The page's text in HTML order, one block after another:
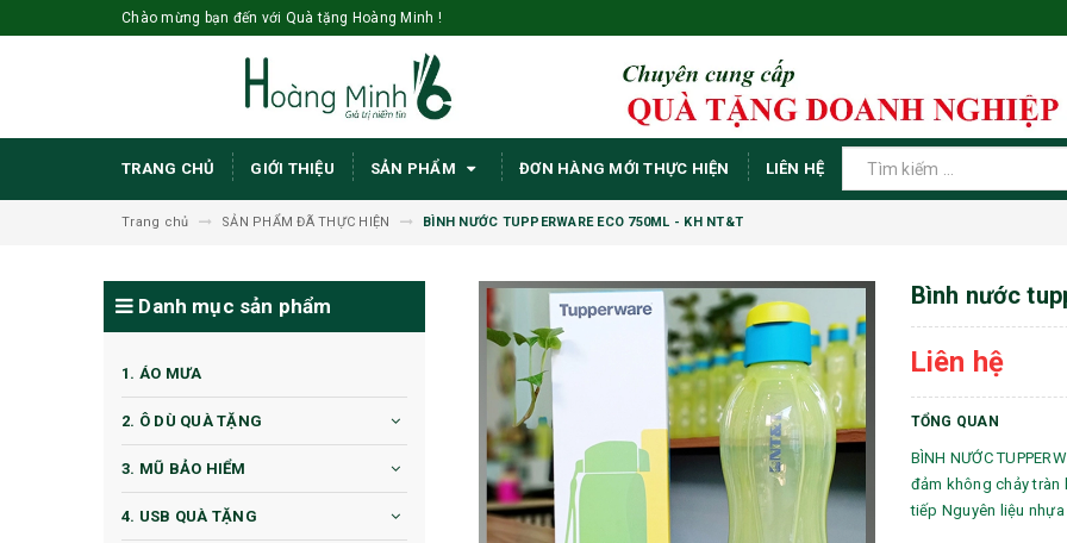
Chào mừng bạn đến với Quà tặng Hoàng Minh !
TRANG CHỦ GIỚI THIỆU SẢN PHẨM ĐƠN HÀNG MỚI THỰC HIỆN LIÊN HỆ
Trang chủ SẢN PHẨM ĐÃ THỰC HIỆN BÌNH NƯỚC TUPPERWARE ECO 750ML - KH NT&T
Bình nước
Liên hệ
TỔNG QUAN
BÌNH NƯỚC
đảm không chảy tràn
tiếp Nguyên liệu
Danh mục sản phẩm
1. ÁO MƯA
2. Ô DÙ QUÀ TẶNG
3. MŨ BẢO HIỂM
4. USB QUÀ TẶNG